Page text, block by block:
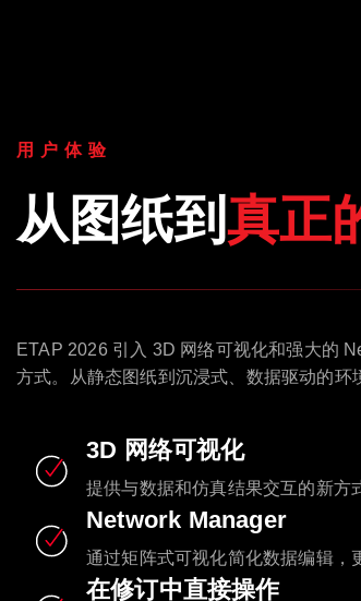
用户体验
从图纸到 真正
ETAP 2026 引入 3D 网络可视化和强大的
方式。从静态图纸到沉浸式、数据驱动的环
3D 网络可视化
提供与数据和仿真结果交互的新方
Network Manager
通过矩阵式可视化简化数据编辑，
在修订中直接操作